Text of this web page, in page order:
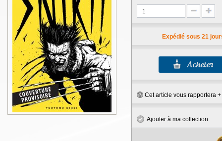
Expédié sous 21
Cet article vous rapportera +
Ajouter à ma collection